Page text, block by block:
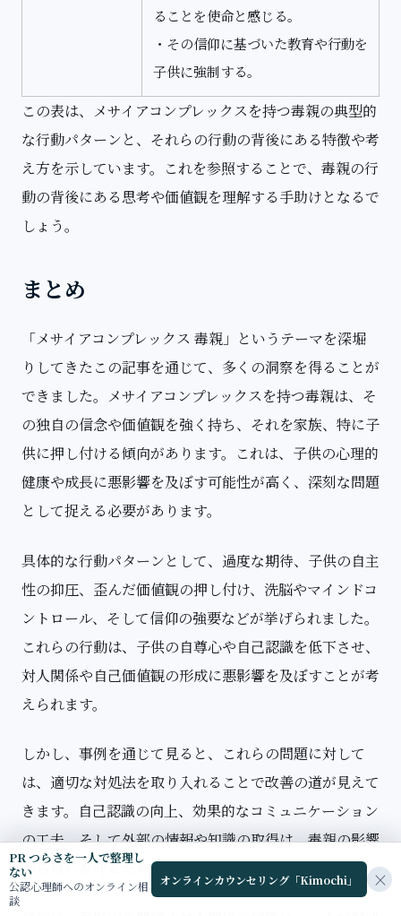
ることを使命と感じる。
・その信仰に基づいた教育や行動を
子供に強制する。
この表は、メサイアコンプレックスを持つ毒親の典型的
な行動パターンと、それらの行動の背後にある特徴や考
え方を示しています。これを参照することで、毒親の行
動の背後にある思考や価値観を理解する手助けとなるで
しょう。
まとめ
「メサイアコンプレックス 毒親」というテーマを深堀
りしてきたこの記事を通じて、多くの洞察を得ることが
できました。メサイアコンプレックスを持つ毒親は、そ
の独自の信念や価値観を強く持ち、それを家族、特に子
供に押し付ける傾向があります。これは、子供の心理的
健康や成長に悪影響を及ぼす可能性が高く、深刻な問題
として捉える必要があります。
具体的な行動パターンとして、過度な期待、子供の自主
性の抑圧、歪んだ価値観の押し付け、洗脳やマインドコ
ントロール、そして信仰の強要などが挙げられました。
これらの行動は、子供の自尊心や自己認識を低下させ、
対人関係や自己価値観の形成に悪影響を及ぼすことが考
えられます。
しかし、事例を通じて見ると、これらの問題に対して
は、適切な対処法を取り入れることで改善の道が見えて
きます。自己認識の向上、効果的なコミュニケーション
の工夫、そして外部の情報や知識の取得は、毒親の影響
から自らを守るための重要な手段となります。
PR つらさを一人で整理し
ない
公認心理師へのオンライン相
談
オンラインカウンセリング「Kimochi」 ×